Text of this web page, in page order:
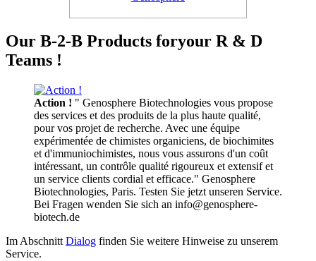
Our B-2-B Products foryour R & D
Teams !
Action ! " Genosphere Biotechnologies vous propose
des services et des produits de la plus haute qualité,
pour vos projet de recherche. Avec une équipe
expérimentée de chimistes organiciens, de biochimites
et d'immuniochimistes, nous vous assurons d'un coût
intéressant, un contrôle qualité rigoureux et extensif et
un service clients cordial et efficace." Genosphere
Biotechnologies, Paris. Testen Sie jetzt unseren Service.
Bei Fragen wenden Sie sich an info@genosphere-
biotech.de
Im Abschnitt Dialog finden Sie weitere Hinweise zu unserem
Service.